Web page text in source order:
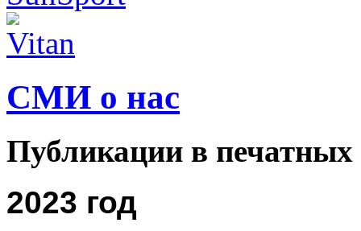
СМИ о нас
Публикации в
2023 год